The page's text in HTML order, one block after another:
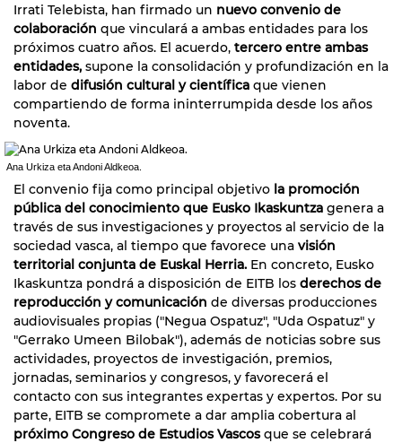
Irrati Telebista, han firmado un nuevo convenio de
colaboración que vinculará a ambas entidades para los
próximos cuatro años. El acuerdo, tercero entre ambas
entidades, supone la consolidación y profundización en la
labor de difusión cultural y científica que vienen
compartiendo de forma ininterrumpida desde los años
noventa.
Ana Urkiza eta Andoni Aldkeoa.
El convenio fija como principal objetivo la promoción
pública del conocimiento que Eusko Ikaskuntza genera a
través de sus investigaciones y proyectos al servicio de la
sociedad vasca, al tiempo que favorece una visión
territorial conjunta de Euskal Herria. En concreto, Eusko
Ikaskuntza pondrá a disposición de EITB los derechos de
reproducción y comunicación de diversas producciones
audiovisuales propias ("Negua Ospatuz", "Uda Ospatuz" y
"Gerrako Umeen Bilobak"), además de noticias sobre sus
actividades, proyectos de investigación, premios,
jornadas, seminarios y congresos, y favorecerá el
contacto con sus integrantes expertas y expertos. Por su
parte, EITB se compromete a dar amplia cobertura al
próximo Congreso de Estudios Vascosque se celebrará